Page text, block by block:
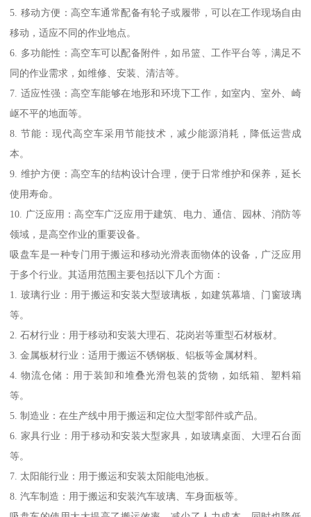
5. 移动方便：高空车通常配备有轮子或履带，可以在工作现场自由
移动，适应不同的作业地点。
6. 多功能性：高空车可以配备附件，如吊篮、工作平台等，满足不
同的作业需求，如维修、安装、清洁等。
7. 适应性强：高空车能够在地形和环境下工作，如室内、室外、崎
岖不平的地面等。
8. 节能：现代高空车采用节能技术，减少能源消耗，降低运营成
本。
9. 维护方便：高空车的结构设计合理，便于日常维护和保养，延长
使用寿命。
10. 广泛应用：高空车广泛应用于建筑、电力、通信、园林、消防等
领域，是高空作业的重要设备。
吸盘车是一种专门用于搬运和移动光滑表面物体的设备，广泛应用
于多个行业。其适用范围主要包括以下几个方面：
1. 玻璃行业：用于搬运和安装大型玻璃板，如建筑幕墙、门窗玻璃
等。
2. 石材行业：用于移动和安装大理石、花岗岩等重型石材板材。
3. 金属板材行业：适用于搬运不锈钢板、铝板等金属材料。
4. 物流仓储：用于装卸和堆叠光滑包装的货物，如纸箱、塑料箱
等。
5. 制造业：在生产线中用于搬运和定位大型零部件或产品。
6. 家具行业：用于移动和安装大型家具，如玻璃桌面、大理石台面
等。
7. 太阳能行业：用于搬运和安装太阳能电池板。
8. 汽车制造：用于搬运和安装汽车玻璃、车身面板等。